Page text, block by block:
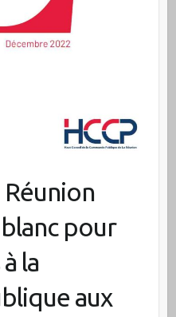
Réunion
pour
la
aux